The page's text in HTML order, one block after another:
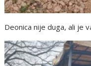
Deonica nije duga, ali je